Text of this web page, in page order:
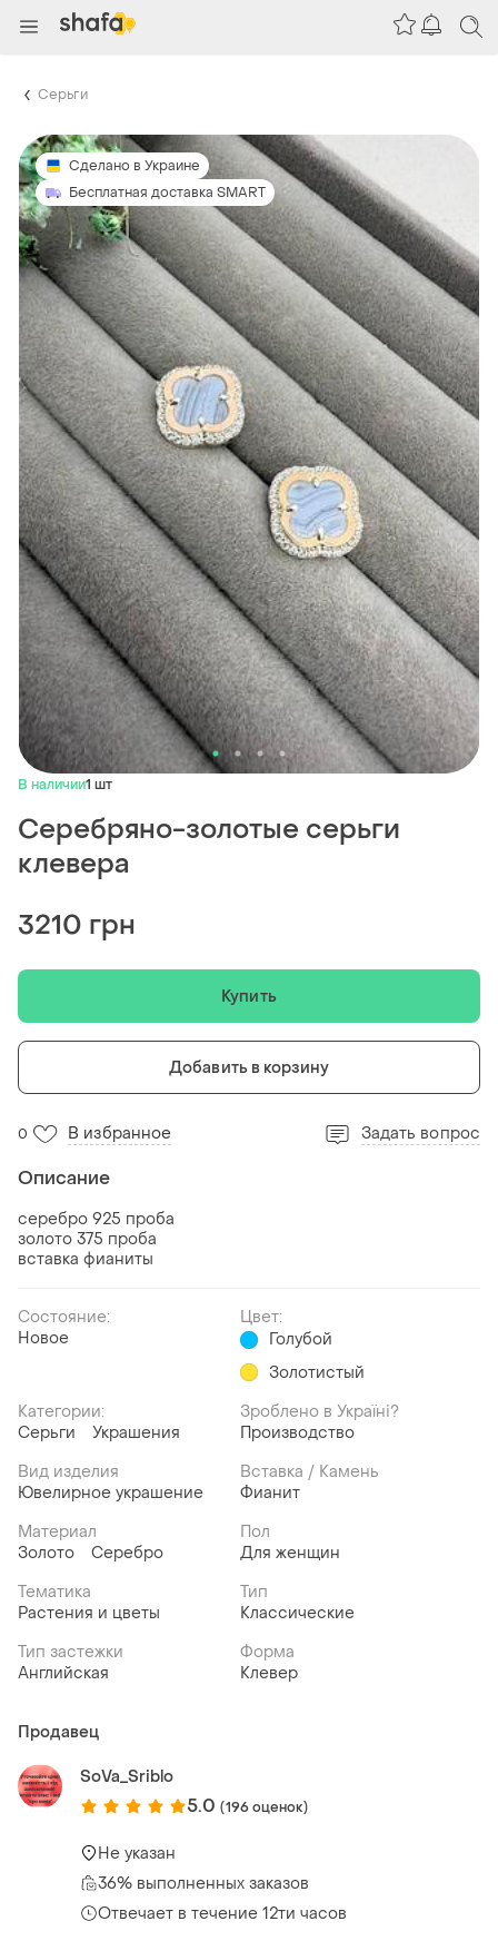
Серьги
Сделано в Украине
Бесплатная доставка SMART
В наличии1 шт
Серебряно-золотые серьги
клевера
3210 грн
Купить
Добавить в корзину
0 В избранное Задать вопрос
Описание
серебро 925 проба
золото 375 проба
вставка фианиты
Состояние:
Новое
Цвет:
Голубой
Золотистый
Категории:
Серьги
Украшения
Зроблено в Україні?
Производство
Вид изделия
Ювелирное украшение
Вставка / Камень
Фианит
Материал
Золото
Серебро
Пол
Для женщин
Тематика
Растения и цветы
Тип
Классические
Тип застежки
Английская
Форма
Клевер
Продавец
SoVa_Sriblo
5.0 (196 оценок)
Не указан
36% выполненных заказов
Отвечает в течение 12ти часов